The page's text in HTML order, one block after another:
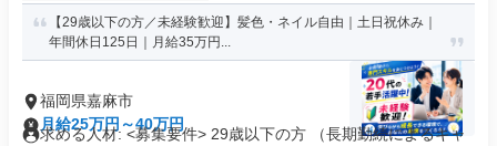
【29歳以下の方／未経験歓迎】髪色・ネイル自由｜土日祝休み｜
年間休日125日｜月給35万円...
福岡県嘉麻市
月給25万円～40万円
求める人材: <募集要件> 29歳以下の方 （長期勤続によるキャ